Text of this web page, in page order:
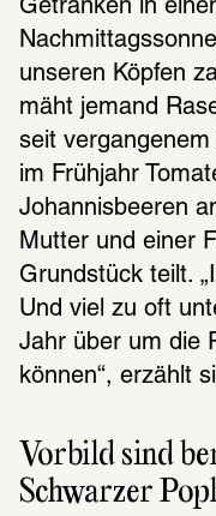
Getränken in
unseren Köpfen
mäht jemand
seit
im Frühjahr
Johannisbeeren
Mutter und einer
Grundstück teilt.
Und viel zu oft
Jahr über um die
können“, erzählt
Vorbild sind
Schwarzer